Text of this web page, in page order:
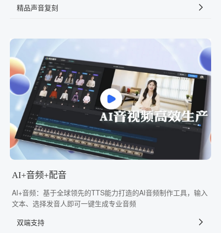
精品声音复刻
AI+音频+配音
AI+音频：基于全球领先的TTS能力打造的AI音频制作工具，输入
文本、选择发音人即可一键生成专业音频
双端支持